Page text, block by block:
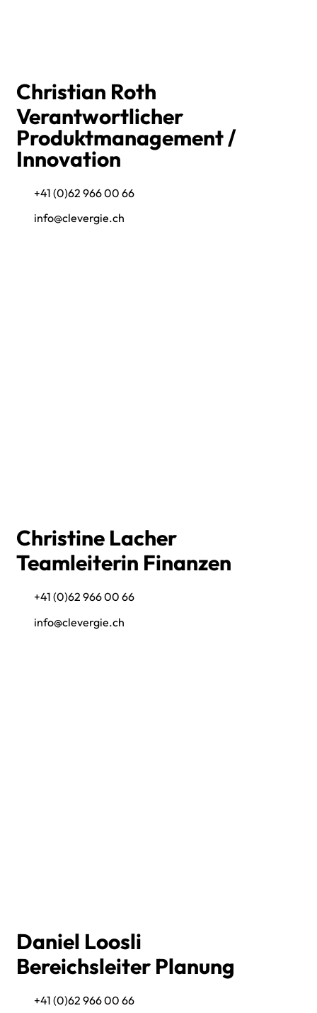
Christian Roth
Verantwortlicher
Produktmanagement /
Innovation
+41 (0)62 966 00 66
info@clevergie.ch
Christine Lacher
Teamleiterin Finanzen
+41 (0)62 966 00 66
info@clevergie.ch
Daniel Loosli
Bereichsleiter Planung
+41 (0)62 966 00 66